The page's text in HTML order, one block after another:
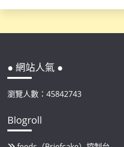
● 網站人氣 ●
瀏覽人數：45842743
Blogroll